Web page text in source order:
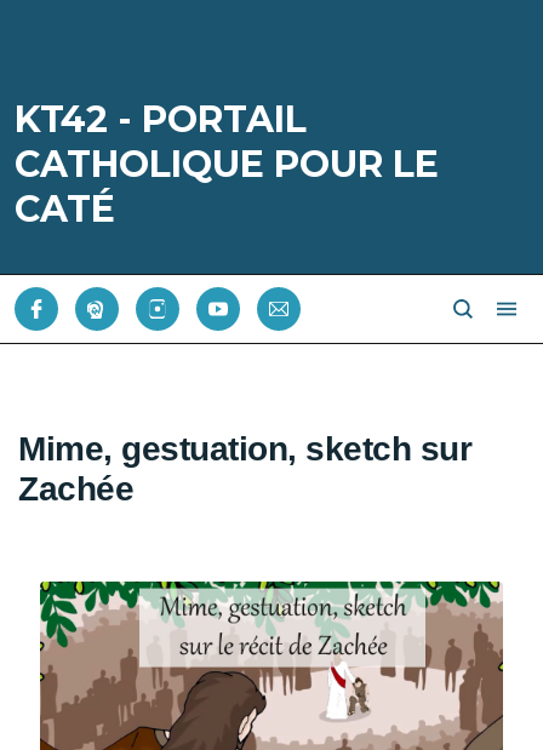
KT42 - PORTAIL
CATHOLIQUE POUR LE
CATÉ
Mime, gestuation, sketch sur
Zachée